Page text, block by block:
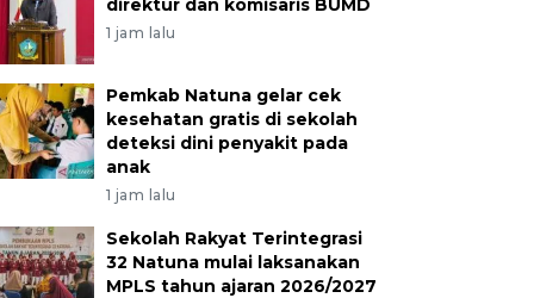
direktur dan komisaris BUMD
1 jam lalu
Pemkab Natuna gelar cek
kesehatan gratis di sekolah
deteksi dini penyakit pada
anak
1 jam lalu
Sekolah Rakyat Terintegrasi
32 Natuna mulai laksanakan
MPLS tahun ajaran 2026/2027